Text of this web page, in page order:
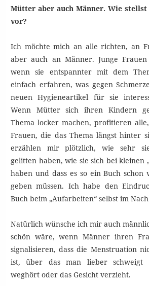
Mütter aber auch Männer. Wie
vor?
Ich möchte mich an alle richten, an
aber auch an Männer. Junge
wenn sie entspannter mit dem
einfach erfahren, was gegen
neuen Hygieneartikel für sie
Wenn Mütter sich ihren Kindern
Thema locker machen, profitieren
Frauen, die das Thema längst hinter
erzählen mir plötzlich, wie sehr
gelitten haben, wie sie sich bei kleinen
haben und dass es so ein Buch schon
geben müssen. Ich habe den
Buch beim „Aufarbeiten“ selbst im
Natürlich wünsche ich mir auch
schön wäre, wenn Männer ihren
signalisieren, dass die Menstruation
ist, über das man lieber schweigt
weghört oder das Gesicht verzieht.